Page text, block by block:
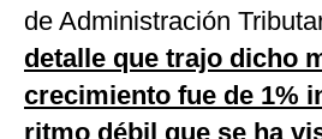
Notas Contratadas
Podcast
Gestión TV
de Administración
detalle que trajo dicho
crecimiento fue de 1%
ritmo débil que se ha